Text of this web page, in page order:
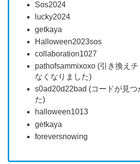
Sos2024
lucky2024
getkaya
Halloween2023sos
collaboration1027
pathofsammixoxo (引き換え
なくなりました)
s0ad20d22bad (コードが見つ
た)
halloween1013
getkaya
foreversnowing